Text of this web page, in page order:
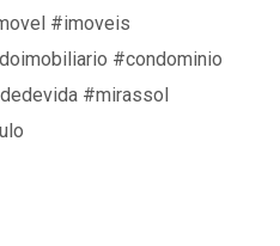
#imoveis
#condominio
#mirassol